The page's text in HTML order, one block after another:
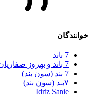
خوانندگان
7 باند
7 باند و بهروز صفاریان
7 بند (سون بند)
۷بند (سون بند)
Idriz Sanie